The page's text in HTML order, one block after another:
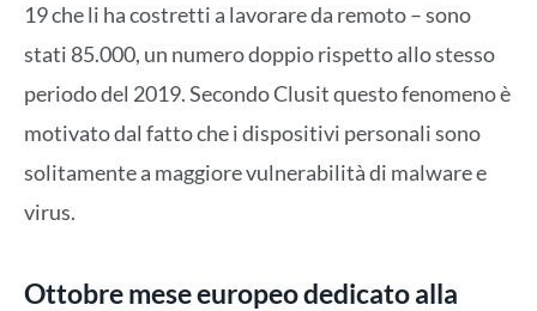
19 che li ha costretti a lavorare da remoto – sono
stati 85.000, un numero doppio rispetto allo stesso
periodo del 2019. Secondo Clusit questo fenomeno è
motivato dal fatto che i dispositivi personali sono
solitamente a maggiore vulnerabilità di malware e
virus.
Ottobre mese europeo dedicato alla